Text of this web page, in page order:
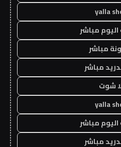
yalla
اليوم مباشر
مباشر
مباشر
شوت
yalla
اليوم مباشر
مباشر